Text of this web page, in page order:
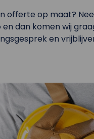
offerte op maat?
dan komen wij
en